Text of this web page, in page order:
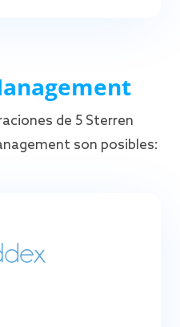
de 5 Sterren
son posibles: